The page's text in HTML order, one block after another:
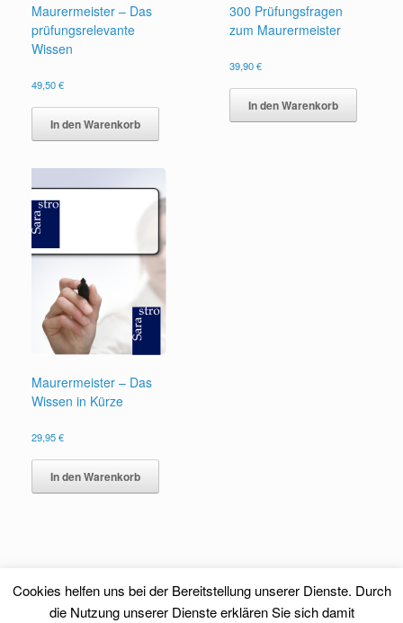
Maurermeister – Das
prüfungsrelevante
Wissen
49,50€
In den Warenkorb
300 Prüfungsfragen
zum Maurermeister
39,90€
In den Warenkorb
Maurermeister – Das
Wissen in Kürze
29,95€
In den Warenkorb
Cookies helfen uns bei der Bereitstellung unserer Dienste. Durch
die Nutzung unserer Dienste erklären Sie sich damit